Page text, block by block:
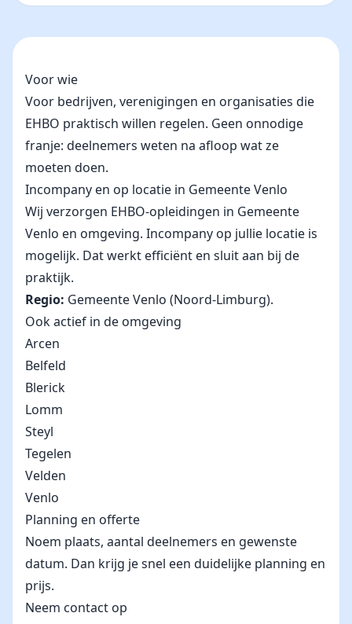
Voor wie
Voor bedrijven, verenigingen en organisaties die
EHBO praktisch willen regelen. Geen onnodige
franje: deelnemers weten na afloop wat ze
moeten doen.
Incompany en op locatie in Gemeente Venlo
Wij verzorgen EHBO-opleidingen in Gemeente
Venlo en omgeving. Incompany op jullie locatie is
mogelijk. Dat werkt efficiënt en sluit aan bij de
praktijk.
Regio: Gemeente Venlo (Noord-Limburg).
Ook actief in de omgeving
Arcen
Belfeld
Blerick
Lomm
Steyl
Tegelen
Velden
Venlo
Planning en offerte
Noem plaats, aantal deelnemers en gewenste
datum. Dan krijg je snel een duidelijke planning en
prijs.
Neem contact op